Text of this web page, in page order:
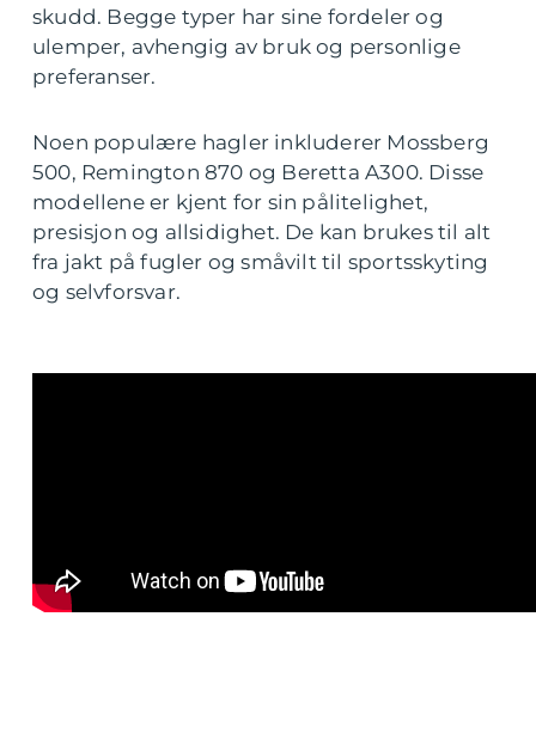
skudd. Begge typer har sine fordeler og
ulemper, avhengig av bruk og personlige
preferanser.
Noen populære hagler inkluderer Mossberg
500, Remington 870 og Beretta A300. Disse
modellene er kjent for sin pålitelighet,
presisjon og allsidighet. De kan brukes til alt
fra jakt på fugler og småvilt til sportsskyting
og selvforsvar.